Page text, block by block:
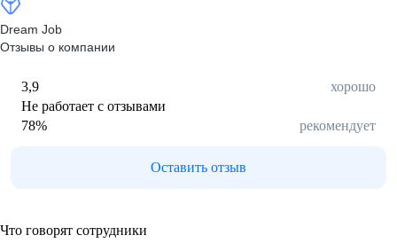
Dream Job
Отзывы о компании
3,9
хорошо
Не работает с отзывами
78% рекомендует
Оставить отзыв
Что говорят сотрудники